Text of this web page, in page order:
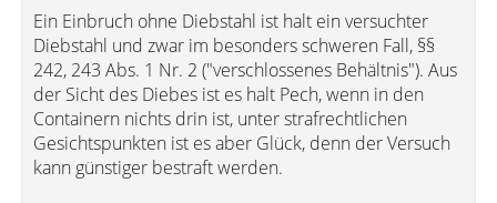
Ein Einbruch ohne Diebstahl ist halt ein versuchter
Diebstahl und zwar im besonders schweren Fall, §§
242, 243 Abs. 1 Nr. 2 ("verschlossenes Behältnis"). Aus
der Sicht des Diebes ist es halt Pech, wenn in den
Containern nichts drin ist, unter strafrechtlichen
Gesichtspunkten ist es aber Glück, denn der Versuch
kann günstiger bestraft werden.